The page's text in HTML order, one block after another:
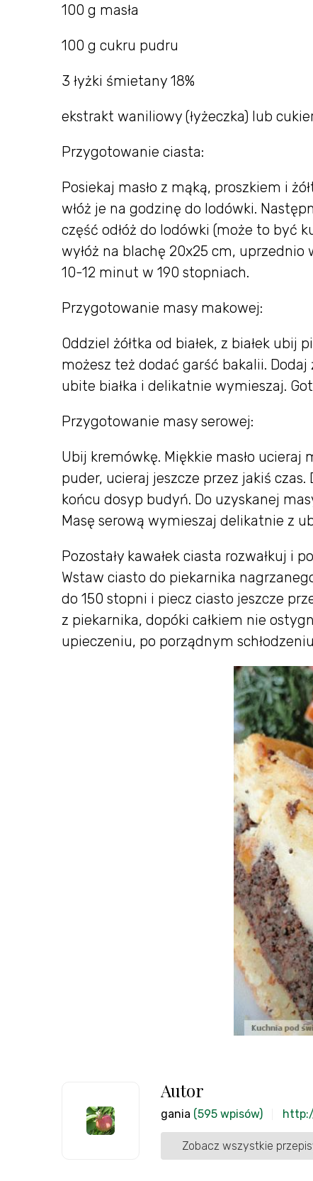
100 g masła
100 g cukru pudru
3 łyżki śmietany 18%
ekstrakt waniliowy (łyżeczka) lub
Przygotowanie ciasta:
Posiekaj masło z mąką, proszkiem i
włóż je na godzinę do lodówki.
część odłóż do lodówki (może to być
wyłóż na blachę 20x25 cm,
10-12 minut w 190 stopniach.
Przygotowanie masy makowej:
Oddziel żółtka od białek, z białek
możesz też dodać garść bakalii. Dodaj
ubite białka i delikatnie wymieszaj.
Przygotowanie masy serowej:
Ubij kremówkę. Miękkie masło ucieraj
puder, ucieraj jeszcze przez jakiś
końcu dosyp budyń. Do uzyskanej
Masę serową wymieszaj delikatnie z
Pozostały kawałek ciasta rozwałkuj i
Wstaw ciasto do piekarnika
do 150 stopni i piecz ciasto jeszcze
z piekarnika, dopóki całkiem nie
upieczeniu, po porządnym
Autor
gania (595 wpisów)
Zobacz wszystkie